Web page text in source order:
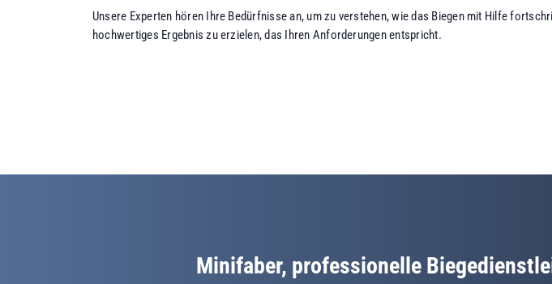
Unsere Experten hören Ihre Bedürfnisse an, um zu verstehen, wie das Biegen mit Hilfe
hochwertiges Ergebnis zu erzielen, das Ihren Anforderungen entspricht.
Minifaber, professionelle